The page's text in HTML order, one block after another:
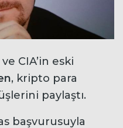
CIA’in eski
, kripto para
paylaştı.
başvurusuyla